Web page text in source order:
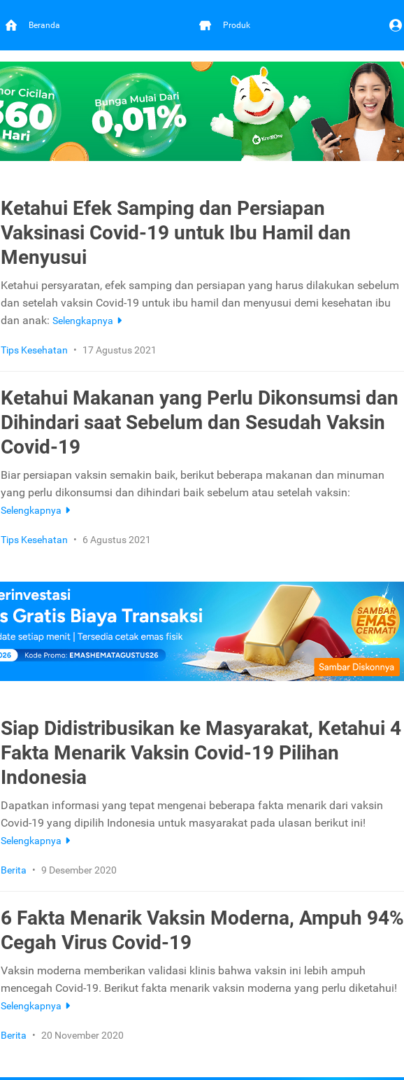
Beranda Produk
Ketahui Efek Samping dan Persiapan
Vaksinasi Covid-19 untuk Ibu Hamil dan
Menyusui
Ketahui persyaratan, efek samping dan persiapan yang harus dilakukan sebelum
dan setelah vaksin Covid-19 untuk ibu hamil dan menyusui demi kesehatan ibu
dan anak: Selengkapnya
Tips Kesehatan • 17 Agustus 2021
Ketahui Makanan yang Perlu Dikonsumsi dan
Dihindari saat Sebelum dan Sesudah Vaksin
Covid-19
Biar persiapan vaksin semakin baik, berikut beberapa makanan dan minuman
yang perlu dikonsumsi dan dihindari baik sebelum atau setelah vaksin:
Selengkapnya
Tips Kesehatan • 6 Agustus 2021
Siap Didistribusikan ke Masyarakat, Ketahui 4
Fakta Menarik Vaksin Covid-19 Pilihan
Indonesia
Dapatkan informasi yang tepat mengenai beberapa fakta menarik dari vaksin
Covid-19 yang dipilih Indonesia untuk masyarakat pada ulasan berikut ini!
Selengkapnya
Berita • 9 Desember 2020
6 Fakta Menarik Vaksin Moderna, Ampuh 94%
Cegah Virus Covid-19
Vaksin moderna memberikan validasi klinis bahwa vaksin ini lebih ampuh
mencegah Covid-19. Berikut fakta menarik vaksin moderna yang perlu diketahui!
Selengkapnya
Berita • 20 November 2020